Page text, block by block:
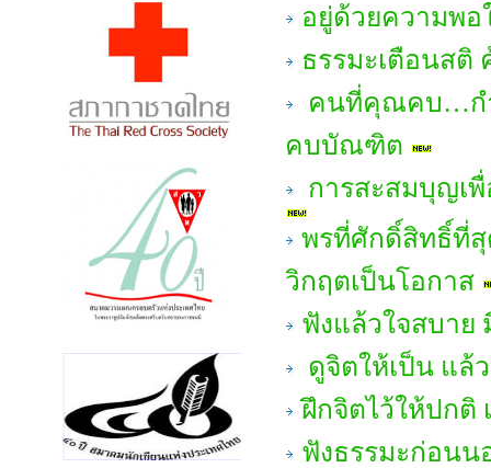
อยู่ด้วยความพ
ธรรมะเตือนส
คนที่คุณคบ…กำ
คบบัณฑิต
การสะสมบุญเ
พรที่ศักดิ์สิทธิ์ที่สุ
วิกฤตเป็นโอกาส
ฟังแล้วใจสบาย
ดูจิตให้เป็น แล้
ฝึกจิตไว้ให้ปก
ฟังธรรมะก่อนน